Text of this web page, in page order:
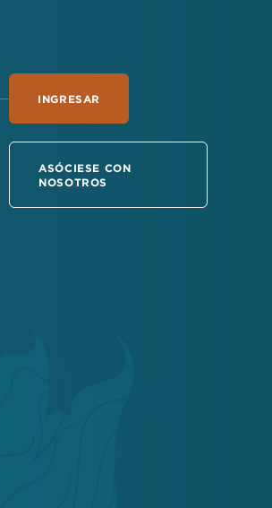
INGRESAR
ASÓCIESE CON
NOSOTROS